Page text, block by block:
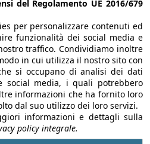
Luce in Architettura
Prevenzione
incendi
Restauro e
Ristrutturazioni
Sostenibilità e
Bioedilizia
del Regolamento UE 2016/679
per personalizzare contenuti ed
funzionalità dei social media e
traffico. Condividiamo inoltre
in cui utilizza il nostro sito con
si occupano di analisi dei dati
social media, i quali potrebbero
informazioni che ha fornito loro
dal suo utilizzo dei loro servizi.
informazioni e dettagli sulla
policy integrale.